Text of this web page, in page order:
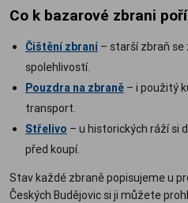
Co k bazarové zbrani
Čištění zbraní – starší zbraň se
spolehlivostí.
Pouzdra na zbraně – i použitý
transport.
Střelivo – u historických ráží si
před koupí.
Stav každé zbraně popisujeme u
Českých Budějovic si ji můžete